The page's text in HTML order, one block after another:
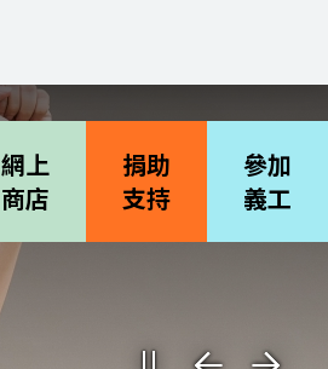
網上
商店
捐助
支持
參加
義工